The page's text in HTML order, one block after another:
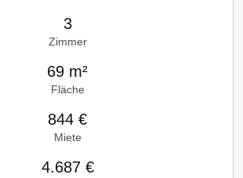
3
Zimmer
69 m²
Fläche
844 €
Miete
4.687 €